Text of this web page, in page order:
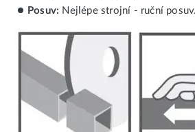
Posuv: Nejlépe strojní - ruční posuv.